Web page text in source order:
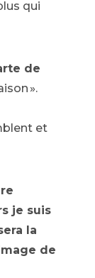
qui
de
».
et
je suis
la
de